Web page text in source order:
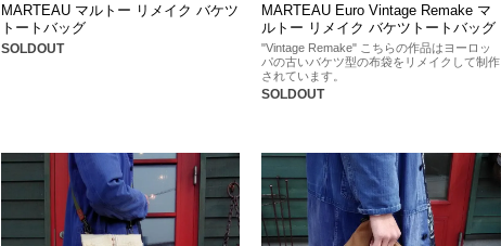
MARTEAU マルトー リメイク バケツ
トートバッグ
SOLDOUT
MARTEAU Euro Vintage Remake マ
ルトー リメイク バケツトートバッグ
"Vintage Remake" こちらの作品はヨーロッ
パの古いバケツ型の布袋をリメイクして制作
されています。
SOLDOUT